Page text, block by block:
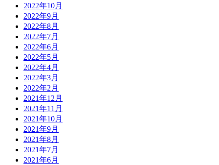
2022年10月
2022年9月
2022年8月
2022年7月
2022年6月
2022年5月
2022年4月
2022年3月
2022年2月
2021年12月
2021年11月
2021年10月
2021年9月
2021年8月
2021年7月
2021年6月